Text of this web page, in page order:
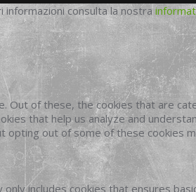
consulta la nostra
of these, the cookies that are
that help us analyze and
out of some of these cookies
includes cookies that ensures